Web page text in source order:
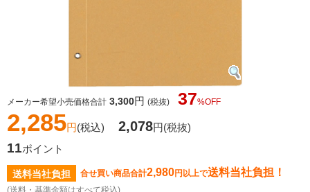
メーカー希望小売価格合計 3,300円 (税抜) 37%OFF
2,285円(税込) 2,078円(税抜)
11ポイント
送料当社負担 合せ買い商品合計2,980円以上で送料当社負担！
(送料・基準金額はすべて税込)